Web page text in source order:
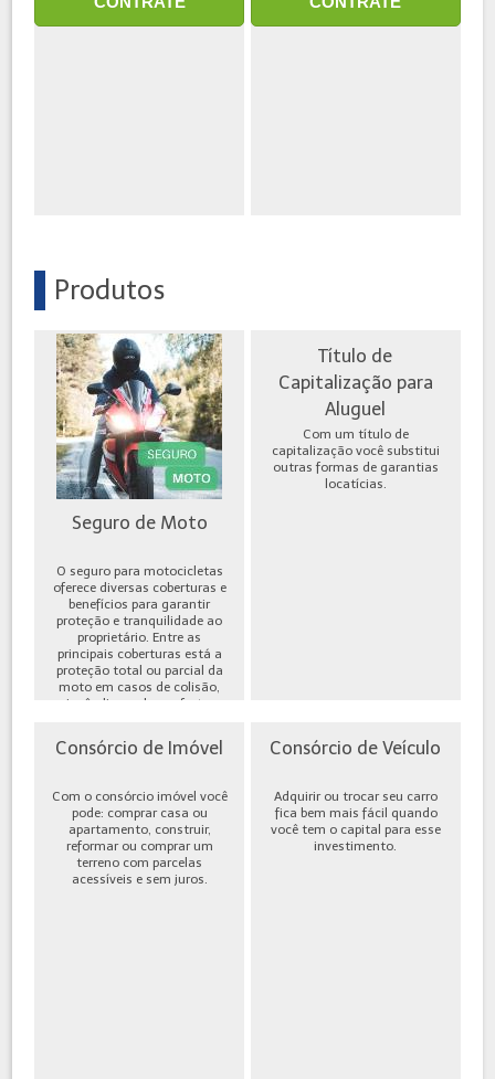
Produtos
Seguro de Moto
O seguro para motocicletas
oferece diversas coberturas e
benefícios para garantir
proteção e tranquilidade ao
proprietário. Entre as
principais coberturas está a
proteção total ou parcial da
moto em casos de colisão,
incêndio, roubo ou furto,
Título de
Capitalização para
Aluguel
Com um título de
capitalização você substitui
outras formas de garantias
locatícias.
Consórcio de Imóvel
Com o consórcio imóvel você
pode: comprar casa ou
apartamento, construir,
reformar ou comprar um
terreno com parcelas
acessíveis e sem juros.
Consórcio de Veículo
Adquirir ou trocar seu carro
fica bem mais fácil quando
você tem o capital para esse
investimento.